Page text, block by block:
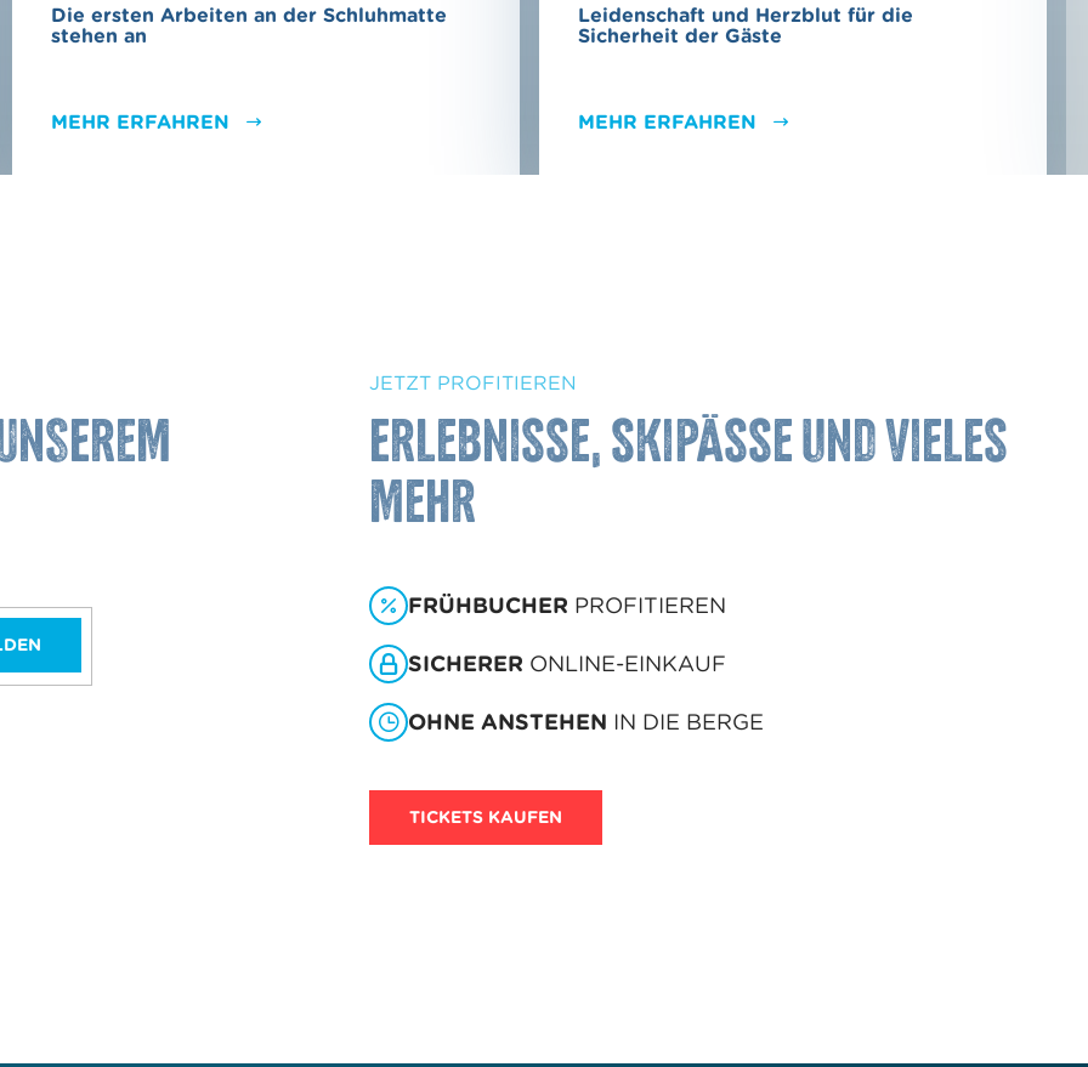
Die ersten Arbeiten an der Schluhmatte
stehen an
MEHR ERFAHREN
Leidenschaft und Herzblut für die
Sicherheit der Gäste
MEHR ERFAHREN
JETZT PROFITIEREN
Erlebnisse, Skipässe und vieles
mehr
FRÜHBUCHER PROFITIEREN
SICHERER ONLINE-EINKAUF
OHNE ANSTEHEN IN DIE BERGE
TICKETS KAUFEN